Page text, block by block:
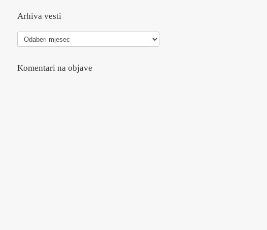
Arhiva vesti
Arhiva
vesti
Komentari na objave